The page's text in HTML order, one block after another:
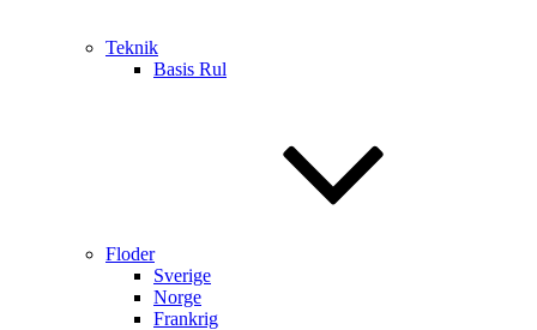
Teknik
Basis Rul
Floder
Sverige
Norge
Frankrig